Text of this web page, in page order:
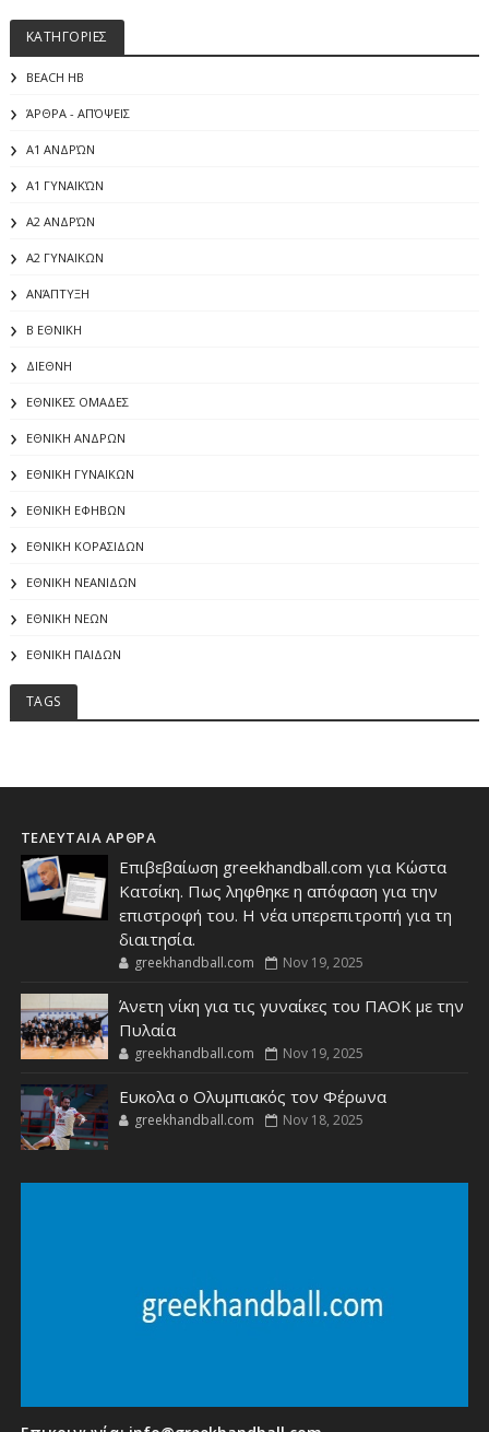
ΚΑΤΗΓΟΡΙΕΣ
BEACH HB
ΆΡΘΡΑ - ΑΠΌΨΕΙΣ
Α1 ΑΝΔΡΏΝ
Α1 ΓΥΝΑΙΚΏΝ
Α2 ΑΝΔΡΏΝ
Α2 ΓΥΝΑΙΚΩΝ
ΑΝΆΠΤΥΞΗ
Β ΕΘΝΙΚΗ
ΔΙΕΘΝΗ
ΕΘΝΙΚΕΣ ΟΜΑΔΕΣ
ΕΘΝΙΚΗ ΑΝΔΡΩΝ
ΕΘΝΙΚΗ ΓΥΝΑΙΚΩΝ
ΕΘΝΙΚΗ ΕΦΗΒΩΝ
ΕΘΝΙΚΗ ΚΟΡΑΣΙΔΩΝ
ΕΘΝΙΚΗ ΝΕΑΝΙΔΩΝ
ΕΘΝΙΚΗ ΝΕΩΝ
ΕΘΝΙΚΗ ΠΑΙΔΩΝ
TAGS
ΤΕΛΕΥΤΑΙΑ ΑΡΘΡΑ
Επιβεβαίωση greekhandball.com για Κώστα
Κατσίκη. Πως ληφθηκε η απόφαση για την
επιστροφή του. Η νέα υπερεπιτροπή για τη
διαιτησία.
greekhandball.com Nov 19, 2025
Άνετη νίκη για τις γυναίκες του ΠΑΟΚ με την
Πυλαία
greekhandball.com Nov 19, 2025
Ευκολα ο Ολυμπιακός τον Φέρωνα
greekhandball.com Nov 18, 2025